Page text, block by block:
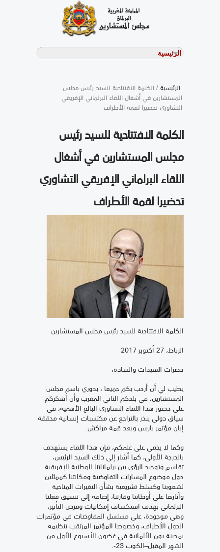
الرئيسية/ الكلمة الافتتاحية للسيد رئيس مجلس
المستشارين في أشغال اللقاء البرلماني الإفريقي
التشاوري تحضيرا لقمة الأطراف
الكلمة الافتتاحية للسيد رئيس
مجلس المستشارين في أشغال
اللقاء البرلماني الإفريقي التشاوري
تحضيرا لقمة الأطراف
الكلمة الافتتاحية للسيد رئيس مجلس المستشارين
الرباط، 27 أكتوبر 2017
حضرات السيدات والسادة،
يطيب لي أن أرحب بكم جميعا ، بدوري باسم مجلس
المستشارين، في بلدكم الثاني المغرب وأن أشكركم
على حضور هذا اللقاء التشاوري البالغ الأهمية، في
سياق دولي ينذر بالتراجع عن مكتسبات إنسانية محققة
إبان مؤتمر باريس وبعد قمة مراكش.
وكما لا يخفى على علمكم، فإن هذا اللقاء يستهدف
بالدرجة الأولى، كما أشار إلى ذلك السيد الرئيس،
تقاسم وتوحيد الرؤى بين برلماناتنا الوطنية الإفريقية
حول موضوع المسارات التفاوضية ومكانتنا كممثلين
لشعوبنا وكسلط تشريعية بشأن التغيرات المناخية
وآثارها على أوطاننا وقارتنا، إضافة إلى تنسيق فعلنا
البرلماني بهدف استكشاف إمكانيات وفرص التأثير،
وهي موجودة، على مسلسل المفاوضات في مؤتمرات
الدول الأطراف، وخصوصا المؤتمر المرتقب تنظيمه
بمدينة بون الألمانية في غضون الأسبوع الأول من
الشهر المقبل–الكوب 23-.